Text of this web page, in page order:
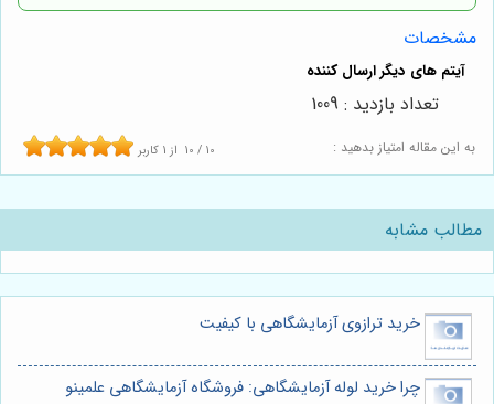
مشخصات
به این مقاله امتیاز بدهید : 10 / 10 از 1 کاربر
تعداد بازدید : 1009
مطالب مشابه
خرید ترازوی آزمایشگاهی با کیفیت
چرا خرید لوله آزمایشگاهی: فروشگاه آزمایشگاهی علمینو